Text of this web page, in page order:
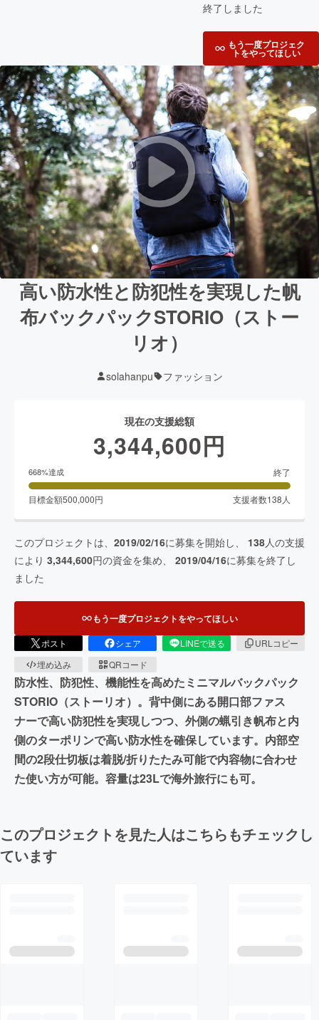
終了しました
もう一度プロジェク
トをやってほしい
高い防水性と防犯性を実現した帆
布バックパックSTORIO（ストー
リオ）
solahanpu ファッション
現在の支援総額
3,344,600円
668%達成 終了
目標金額500,000円 支援者数138 人
このプロジェクトは、 2019/02/16に募集を開始し、 138人の支援
により 3,344,600円の資金を集め、 2019/04/16に募集を終了し
ました
もう一度プロジェクトをやってほしい
ポスト シェア LINEで送る
URLコピー
埋め込み
QRコード
防水性、防犯性、機能性を高めたミニマルバックパック
STORIO（ストーリオ）。背中側にある開口部ファス
ナーで高い防犯性を実現しつつ、外側の蝋引き帆布と内
側のターポリンで高い防水性を確保しています。内部空
間の2段仕切板は着脱/折りたたみ可能で内容物に合わせ
た使い方が可能。容量は23Lで海外旅行にも可。
このプロジェクトを見た人はこちらもチェックし
ています